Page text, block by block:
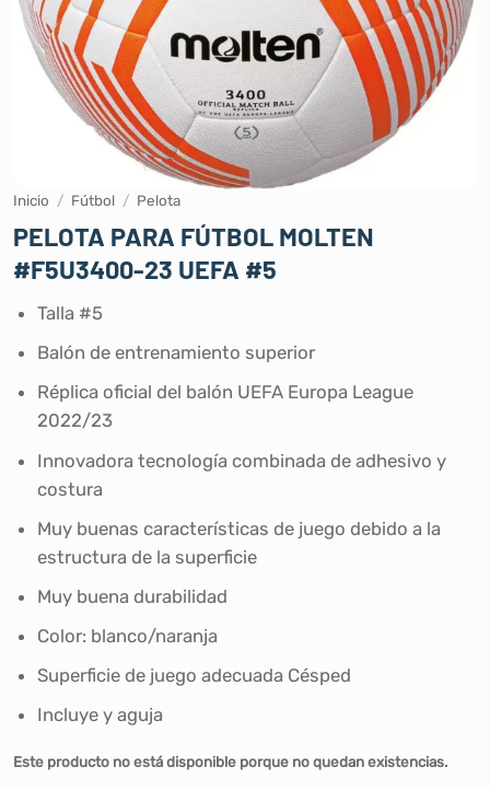
Inicio / Fútbol / Pelota
PELOTA PARA FÚTBOL MOLTEN
#F5U3400-23 UEFA #5
Talla #5
Balón de entrenamiento superior
Réplica oficial del balón UEFA Europa League
2022/23
Innovadora tecnología combinada de adhesivo y
costura
Muy buenas características de juego debido a la
estructura de la superficie
Muy buena durabilidad
Color: blanco/naranja
Superficie de juego adecuada Césped
Incluye y aguja
Este producto no está disponible porque no quedan existencias.